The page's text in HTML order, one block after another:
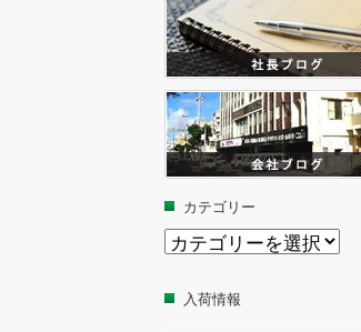
カテゴリー
カ
テ
ー
入荷情報